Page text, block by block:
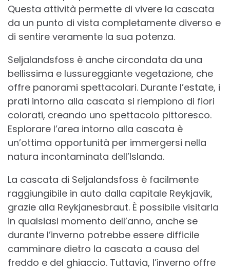
Questa attività permette di vivere la cascata
da un punto di vista completamente diverso e
di sentire veramente la sua potenza.
Seljalandsfoss è anche circondata da una
bellissima e lussureggiante vegetazione, che
offre panorami spettacolari. Durante l’estate, i
prati intorno alla cascata si riempiono di fiori
colorati, creando uno spettacolo pittoresco.
Esplorare l’area intorno alla cascata è
un’ottima opportunità per immergersi nella
natura incontaminata dell’Islanda.
La cascata di Seljalandsfoss è facilmente
raggiungibile in auto dalla capitale Reykjavik,
grazie alla Reykjanesbraut. È possibile visitarla
in qualsiasi momento dell’anno, anche se
durante l’inverno potrebbe essere difficile
camminare dietro la cascata a causa del
freddo e del ghiaccio. Tuttavia, l’inverno offre